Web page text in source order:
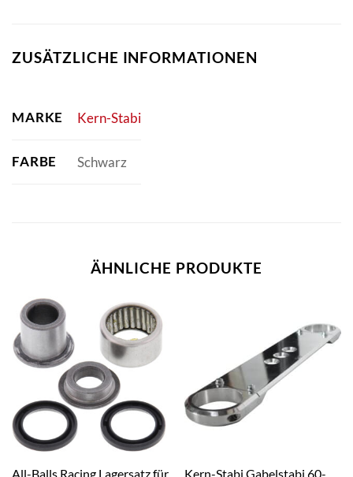
ZUSÄTZLICHE INFORMATIONEN
MARKE Kern-Stabi
FARBE Schwarz
ÄHNLICHE PRODUKTE
All-Balls Racing Lagersatz für Kern-Stabi Gabelstabi 60-